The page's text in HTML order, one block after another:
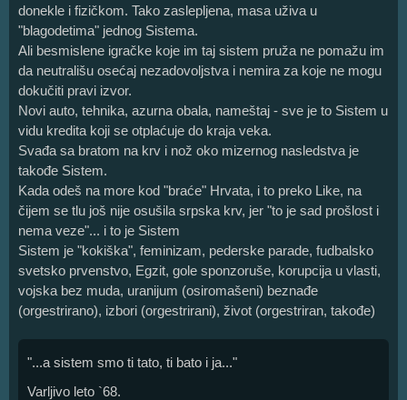
donekle i fizičkom. Tako zaslepljena, masa uživa u
"blagodetima" jednog Sistema.
Ali besmislene igračke koje im taj sistem pruža ne pomažu im
da neutrališu osećaj nezadovoljstva i nemira za koje ne mogu
dokučiti pravi izvor.
Novi auto, tehnika, azurna obala, nameštaj - sve je to Sistem u
vidu kredita koji se otplaćuje do kraja veka.
Svađa sa bratom na krv i nož oko mizernog nasledstva je
takođe Sistem.
Kada odeš na more kod "braće" Hrvata, i to preko Like, na
čijem se tlu još nije osušila srpska krv, jer "to je sad prošlost i
nema veze"... i to je Sistem
Sistem je "kokiška", feminizam, pederske parade, fudbalsko
svetsko prvenstvo, Egzit, gole sponzoruše, korupcija u vlasti,
vojska bez muda, uranijum (osiromašeni) beznađe
(orgestrirano), izbori (orgestrirani), život (orgestriran, takođe)
"...a sistem smo ti tato, ti bato i ja..."
Varljivo leto `68.